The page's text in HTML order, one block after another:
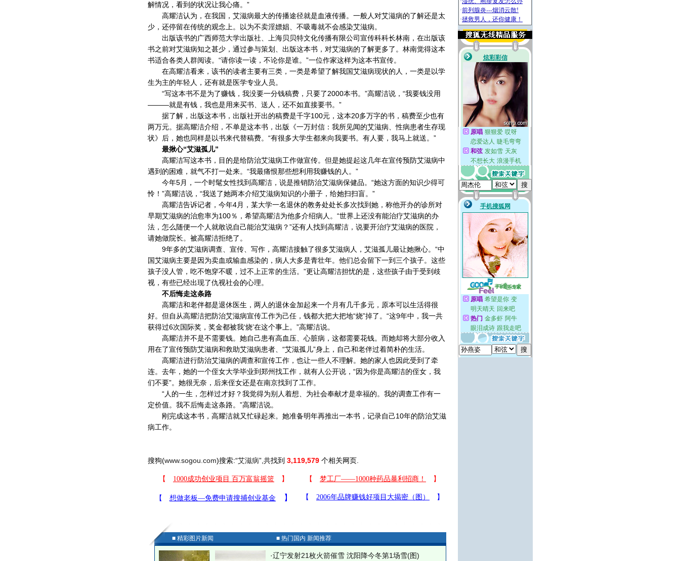
解情况，看到的状况让我心痛。”
高耀洁认为，在我国，艾滋病最大的传播途径就是血液传播。一般人对艾滋病的了解还是太
少，还停留在传统的观念上。以为不卖淫嫖娼、不吸毒就不会感染艾滋病。
出版该书的广西师范大学出版社、上海贝贝特文化传播有限公司宣传科科长林南，在出版该
书之前对艾滋病知之甚少，通过参与策划、出版这本书，对艾滋病的了解更多了。林南觉得这本
书适合各类人群阅读。“请你读一读，不论你是谁。”一位作家这样为这本书宣传。
在高耀洁看来，该书的读者主要有三类，一类是希望了解我国艾滋病现状的人，一类是以学
生为主的年轻人，还有就是医学专业人员。
“写这本书不是为了赚钱，我没要一分钱稿费，只要了2000本书。”高耀洁说，“我要钱没用
———就是有钱，我也是用来买书、送人，还不如直接要书。”
据了解，出版这本书，出版社开出的稿费是千字100元，这本20多万字的书，稿费至少也有
两万元。据高耀洁介绍，不单是这本书，出版《一万封信：我所见闻的艾滋病、性病患者生存现
状》后，她也同样是以书来代替稿费。“有很多大学生都来向我要书。有人要，我马上就送。”
最揪心“艾滋孤儿”
高耀洁写这本书，目的是给防治艾滋病工作做宣传。但是她提起这几年在宣传预防艾滋病中
遇到的困难，就气不打一处来。“我最痛恨那些想利用我赚钱的人。”
今年5月，一个时髦女性找到高耀洁，说是推销防治艾滋病保健品。“她这方面的知识少得可
怜！”高耀洁说，“我送了她两本介绍艾滋病知识的小册子，给她扫扫盲。”
高耀洁告诉记者，今年4月，某大学一名退休的教务处处长多次找到她，称他开办的诊所对
早期艾滋病的治愈率为100％，希望高耀洁为他多介绍病人。“世界上还没有能治疗艾滋病的办
法，怎么随便一个人就敢说自己能治艾滋病？”还有人找到高耀洁，说要开治疗艾滋病的医院，
请她做院长。被高耀洁拒绝了。
9年多的艾滋病调查、宣传、写作，高耀洁接触了很多艾滋病人，艾滋孤儿最让她揪心。“中
国艾滋病主要是因为卖血或输血感染的，病人大多是青壮年。他们总会留下一到三个孩子。这些
孩子没人管，吃不饱穿不暖，过不上正常的生活。”更让高耀洁担忧的是，这些孩子由于受到歧
视，有些已经出现了仇视社会的心理。
不后悔走这条路
高耀洁和老伴都是退休医生，两人的退休金加起来一个月有几千多元，原本可以生活得很
好。但自从高耀洁把防治艾滋病宣传工作为己任，钱都大把大把地“烧”掉了。“这9年中，我一共
获得过6次国际奖，奖金都被我‘烧’在这个事上。”高耀洁说。
高耀洁并不是不需要钱。她自己患有高血压、心脏病，这都需要花钱。而她却将大部分收入
用在了宣传预防艾滋病和救助艾滋病患者、“艾滋孤儿”身上，自己和老伴过着简朴的生活。
高耀洁进行防治艾滋病的调查和宣传工作，也让一些人不理解。她的家人也因此受到了牵
连。去年，她的一个侄女大学毕业到郑州找工作，就有人公开说，“因为你是高耀洁的侄女，我
们不要”。她很无奈，后来侄女还是在南京找到了工作。
“人的一生，怎样过才好？我觉得为别人着想、为社会奉献才是幸福的。我的调查工作有一
定价值。我不后悔走这条路。”高耀洁说。
刚完成这本书，高耀洁就又忙碌起来。她准备明年再推出一本书，记录自己10年的防治艾滋
病工作。
搜狗(www.sogou.com)搜索:“艾滋病”,共找到 3,119,579 个相关网页.
■ 精彩图片新闻 ■ 热门国内 新闻推荐
·辽宁发射21枚火箭催雪 沈阳降今冬第1场雪(图)